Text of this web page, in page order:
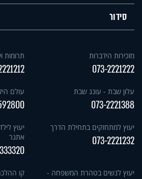
סידור
מזכירות הידברות
073-2221222
תרומות
עלון שבת - עונג שבת
073-2221388
עולם
יעוץ למתחזקים בתחילת הדרך
073-2221232
יעוץ
אתגר
יעוץ לנשים בטהרת המשפחה -
קו